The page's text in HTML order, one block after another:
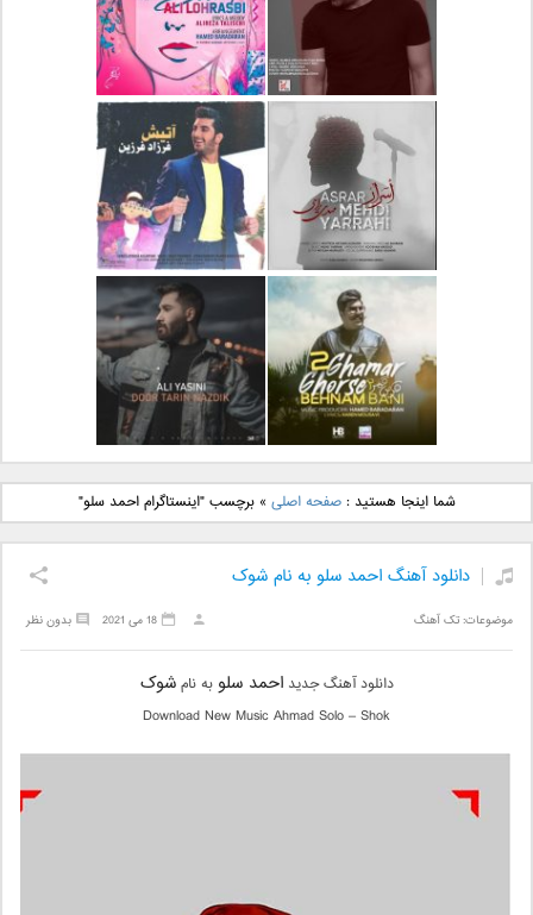
دانلود آهنگ جدید رضا
بهرام بنام نگار
دانلود آهنگ جدید علی
لهراسبی بنام صورت
دانلود آهنگ جدید مهدی
یراحی بنام اسرار
دانلود آهنگ جدید فرزاد
فرزین بنام آتیش
دانلود آهنگ جدید بهنام
بانی بنام قرص قمر 2
دانلود آهنگ جدید علی
یاسینی بنام دورترین نزدیک
شما اینجا هستید :صفحه اصلی »برچسب "اینستاگرام احمد سلو"
دانلود آهنگ احمد سلو به نام شوک
موضوعات:تک آهنگ بدون نظر 18 می 2021
دانلود آهنگ جدیداحمد سلوبه نامشوک
Download New Music Ahmad Solo – Shok